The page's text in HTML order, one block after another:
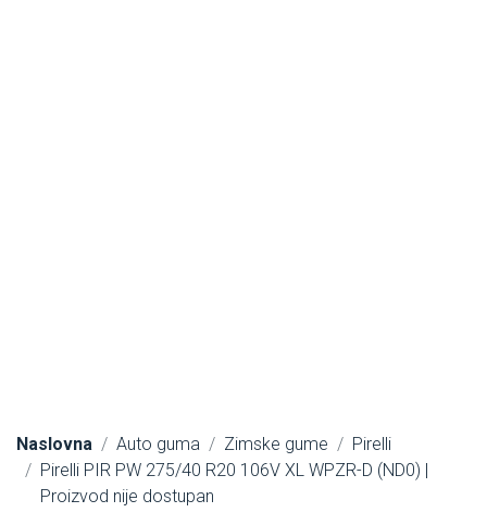
Naslovna Auto guma Zimske gume
Pirelli
Pirelli PIR PW 275/40 R20 106V XL WPZR-D (ND0) |
Proizvod nije dostupan